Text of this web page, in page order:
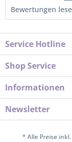
Bewertungen
Service Hotline
Shop Service
Informationen
Newsletter
* Alle Preise